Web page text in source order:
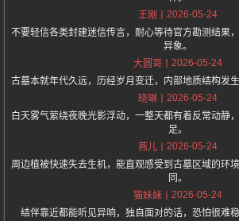
王刚
2026-05-24
不要轻信各类封建迷信传言，耐心等待官方勘测结果
异象。
大圆哥
2026-05-24
古墓本就年代久远，历经岁月变迁，内部地质结构发
晓琳
2026-05-24
白天雾气萦绕夜晚光影浮动，一整天都有着反常动静
足。
燕儿
2026-05-24
周边植被快速失去生机，能直观感受到古墓区域的环
同。
猫妹妹
2026-05-24
结伴靠近都能听见异响，独自面对的话，恐怕很难